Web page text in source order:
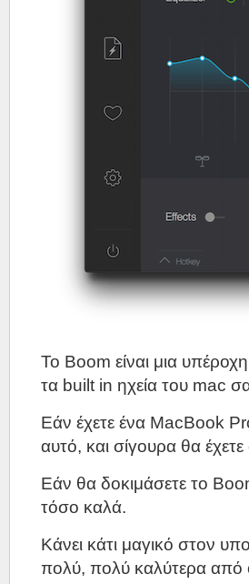
Το Boom είναι μια
τα built in ηχεία του mac
Εάν έχετε ένα MacBook
αυτό, και σίγουρα θα
Εάν θα δοκιμάσετε το
τόσο καλά.
Κάνει κάτι μαγικό στον
πολύ, πολύ καλύτερα από